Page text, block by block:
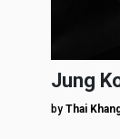
Jung
by Thai